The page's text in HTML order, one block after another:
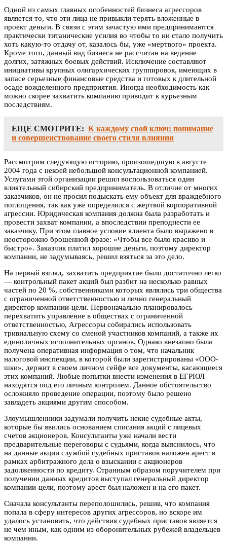
Одной из самых главных особенностей бизнеса агрессоров
является то, что эти лица не привыкли терять вложенные в
проект деньги. В связи с этим зачастую ими предпринимаются
практически титанические усилия во чтобы то ни стало получить
хоть какую-то отдачу от, казалось бы, уже «мертвого» проекта.
Кроме того, данный вид бизнеса не рассчитан на ведение
долгих, затяжных боевых действий. Исключение составляют
инициативы крупных олигархических группировок, имеющих в
запасе серьезные финансовые средства и готовых к длительной
осаде вожделенного предприятия. Иногда необходимость как
можно скорее захватить компанию приводит к курьезным
последствиям.
ЕЩЕ СМОТРИТЕ: К каждому свой ключ: понимание
и совершенствование своего стиля влияния
Рассмотрим следующую историю, произошедшую в августе
2004 года с некоей небольшой консультационной компанией.
Услугами этой организации решил воспользоваться один
влиятельный сибирский предприниматель. В отличие от многих
заказчиков, он не просил подыскать ему объект для враждебного
поглощения, так как уже определился с жертвой корпоративной
агрессии. Юридическая компания должна была разработать и
провести захват компании, а впоследствии преподнести ее
заказчику. При этом главное условие клиента было выражено в
неосторожно брошенной фразе: «Чтобы все было красиво и
быстро». Заказчик платил хорошие деньги, поэтому директор
компании, не задумываясь, решил взяться за это дело.
На первый взгляд, захватить предприятие было достаточно легко
— контрольный пакет акций был разбит на несколько равных
частей по 20 %, собственниками которых являлись три общества
с ограниченной ответственностью и лично генеральный
директор компании-цели. Первоначально планировалось
перехватить управление в обществах с ограниченной
ответственностью, Агрессоры собирались использовать
тривиальную схему со сменой участников компаний, а также их
единоличных исполнительных органов. Однако внезапно была
получена оперативная информация о том, что начальник
налоговой инспекции, в которой были зарегистрированы «ООО-
шки», держит в своем личном сейфе все документы, касающиеся
этих компаний. Любые попытки внести изменения в ЕГРЮЛ
находятся под его личным контролем. Данное обстоятельство
осложняло проведение операции, поэтому было решено
завладеть акциями другим способом.
Злоумышленники задумали получить некие судебные акты,
которые бы явились основанием списания акций с лицевых
счетов акционеров. Консультанты уже начали вести
предварительные переговоры с судьями, когда выяснилось, что
на данные акции службой судебных приставов наложен арест в
рамках арбитражного дела о взыскании с акционеров
задолженности по кредиту. Странным образом поручителем при
получении данных кредитов выступал генеральный директор
компании-цели, поэтому арест был наложен и на его пакет.
Сначала консультанты переполошились, решив, что компания
попала в сферу интересов других агрессоров, но вскоре им
удалось установить, что действия судебных приставов является
не чем иным, как одним из оборонительных рубежей владельцев
компании.